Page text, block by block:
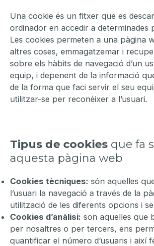
Una cookie és un fitxer que es
ordinador en accedir a determinades
Les cookies permeten a una pàgina
altres coses, emmagatzemar i
sobre els hàbits de navegació d’un
equip, i depenent de la informació
de la forma que faci servir el seu
utilitzar-se per reconèixer a l’usuari.
Tipus de cookies que fa
aquesta pàgina web
Cookies tècniques: són aquelles
l’usuari la navegació a través de la
utilització de les diferents opcions i
Cookies d’anàlisi: son aquelles que
per nosaltres o per tercers, ens
quantificar el número d’usuaris i així